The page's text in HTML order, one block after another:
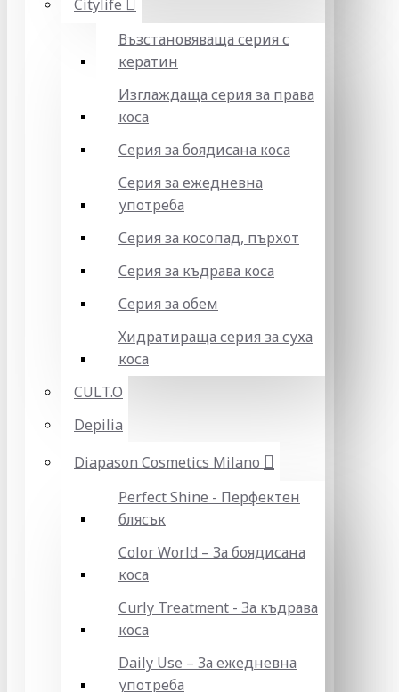
Citylife
Възстановяваща серия с
кератин
Изглаждаща серия за права
коса
Серия за боядисана коса
Серия за ежедневна
употреба
Серия за косопад, пърхот
Серия за къдрава коса
Серия за обем
Хидратираща серия за суха
коса
CULT.O
Depilia
Diapason Cosmetics Milano
Perfect Shine - Перфектен
блясък
Color World – За боядисана
коса
Curly Treatment - За къдрава
коса
Daily Use – За ежедневна
употреба